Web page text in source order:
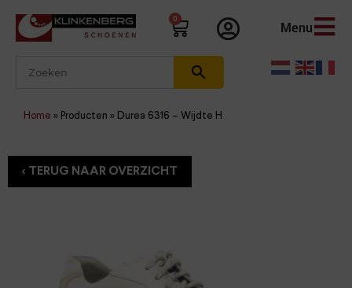
0
Menu
Home » Producten » Durea 6316 – Wijdte H